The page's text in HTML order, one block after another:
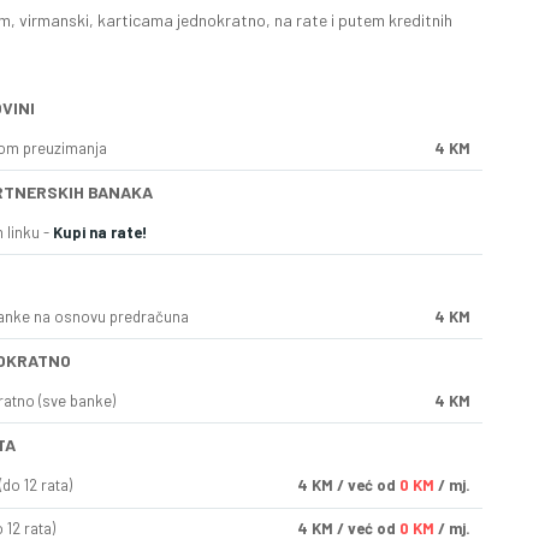
virmanski, karticama jednokratno, na rate i putem kreditnih
preuzimanja 4 KM
BANAKA
linku - Kupi na rate!
na osnovu predračuna 4 KM
(sve banke) 4 KM
12 rata) 4 KM / već od 0 KM / mj.
12 rata) 4 KM / već od 0 KM / mj.